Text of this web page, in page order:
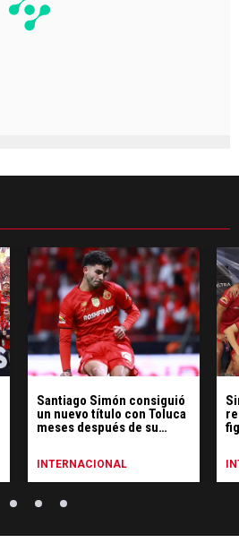
Santiago Simón consiguió
un nuevo título con Toluca
meses después de su
INTERNACIONAL